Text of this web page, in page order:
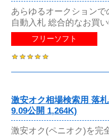
あらゆるオークション
自動入札 総合的なお買
フリーソフト
激安オク相場検索用 落
9.09公開 1,264K)
激安オク(ペニオク)を完